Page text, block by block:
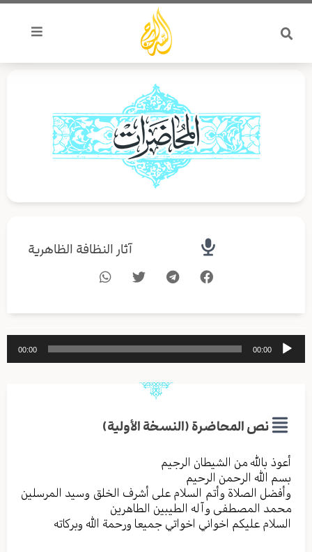
تخطي
المحتوى
آثار النظافة الظاهرية
مشغل
الصوت
00:00
00:00
نص المحاضرة (النسخة الأولية)
أعوذ بالله من الشیطان الرجیم
بسم الله الرحمن الرحیم
وأفضل الصلاة وأتم السلام علی أشرف الخلق وسید المرسلین
محمد المصطفی وآله الطیبین الطاهرین
السلام علیکم اخواني اخواتي جمیعا ورحمة الله وبرکاته